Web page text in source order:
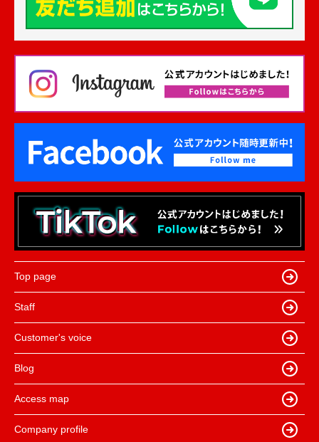
Top page
Staff
Customer's voice
Blog
Access map
Company profile